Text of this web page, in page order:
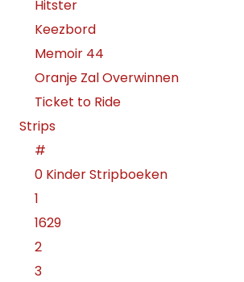
Hitster
Keezbord
Memoir 44
Oranje Zal Overwinnen
Ticket to Ride
Strips
#
0 Kinder Stripboeken
1
1629
2
3